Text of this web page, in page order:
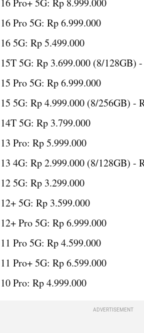
Pro+ 5G: Rp 8.999.000
Pro 5G: Rp 6.999.000
5G: Rp 5.499.000
5G: Rp 3.699.000 (8/128GB)
Pro 5G: Rp 6.999.000
5G: Rp 4.999.000 (8/256GB) -
5G: Rp 3.799.000
Pro: Rp 5.999.000
4G: Rp 2.999.000 (8/128GB) -
5G: Rp 3.299.000
5G: Rp 3.599.000
Pro 5G: Rp 6.999.000
Pro 5G: Rp 4.599.000
Pro+ 5G: Rp 6.599.000
Pro: Rp 4.999.000
ADVERTISEMENT